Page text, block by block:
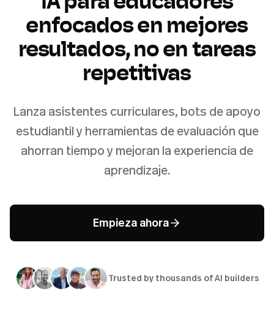
enfocados en mejores
resultados, no en tareas
repetitivas
Lanza asistentes curriculares, bots de apoyo
estudiantil y herramientas de evaluación que
ahorran tiempo y mejoran la experiencia de
aprendizaje.
Empieza ahora
Trusted by thousands of AI builders